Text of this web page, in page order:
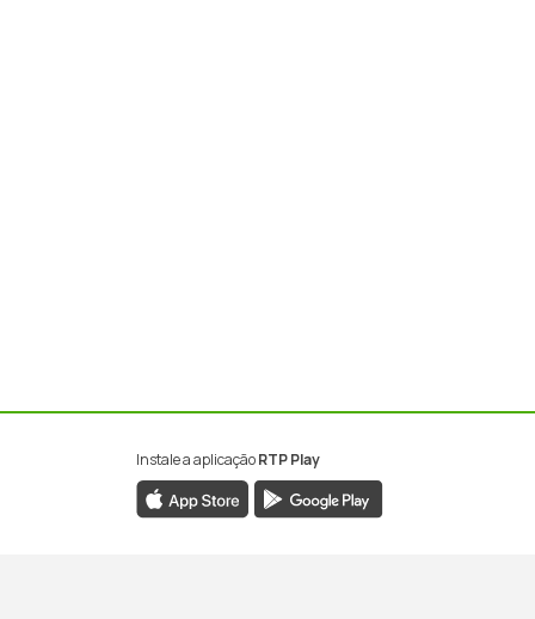
Instale a aplicaçãoRTP Play